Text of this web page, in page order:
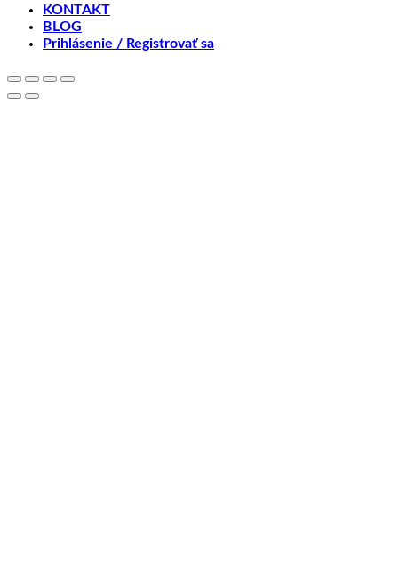
KONTAKT
BLOG
Prihlásenie / Registrovať sa